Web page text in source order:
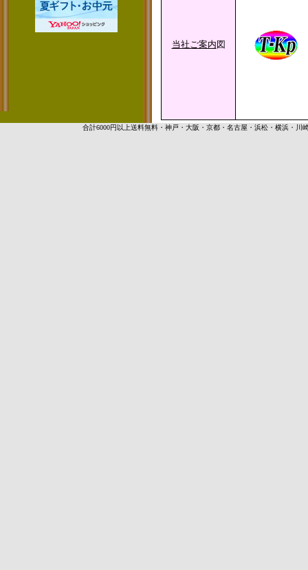
当社ご案内 図
合計6000円以上送料無料・神戸・大阪・京都・名古屋・浜松・横浜・